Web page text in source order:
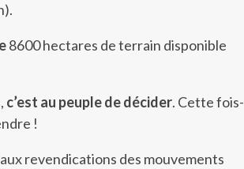
8600 hectares de terrain disponible
c’est au peuple de décider. Cette fois-
!
revendications des mouvements